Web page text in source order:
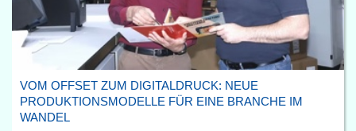
VOM OFFSET ZUM DIGITALDRUCK: NEUE
PRODUKTIONSMODELLE FÜR EINE BRANCHE IM
WANDEL